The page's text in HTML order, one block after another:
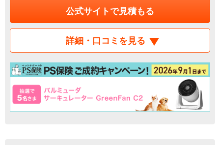
公式サイトで見積もる
詳細・口コミを見る